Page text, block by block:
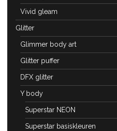
Vivid gleam
Glitter
Glimmer body art
Glitter puffer
DFX glitter
Y body
Superstar NEON
Superstar basiskleuren